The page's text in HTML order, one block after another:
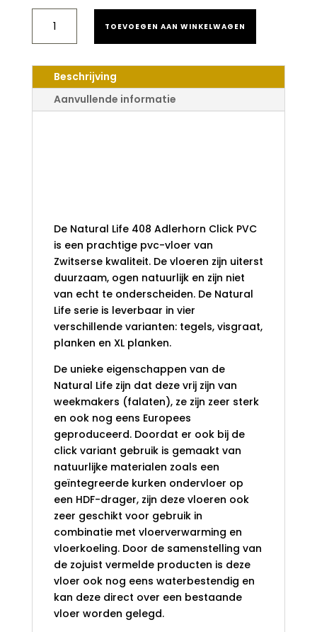
408
CLICK
AANTAL
TOEVOEGEN AAN WINKELWAGEN
Beschrijving
Aanvullende informatie
De Natural Life 408 Adlerhorn Click PVC
is een prachtige pvc-vloer van
Zwitserse kwaliteit. De vloeren zijn uiterst
duurzaam, ogen natuurlijk en zijn niet
van echt te onderscheiden. De Natural
Life serie is leverbaar in vier
verschillende varianten: tegels, visgraat,
planken en XL planken.
De unieke eigenschappen van de
Natural Life zijn dat deze vrij zijn van
weekmakers (falaten), ze zijn zeer sterk
en ook nog eens Europees
geproduceerd. Doordat er ook bij de
click variant gebruik is gemaakt van
natuurlijke materialen zoals een
geïntegreerde kurken ondervloer op
een HDF-drager, zijn deze vloeren ook
zeer geschikt voor gebruik in
combinatie met vloerverwarming en
vloerkoeling. Door de samenstelling van
de zojuist vermelde producten is deze
vloer ook nog eens waterbestendig en
kan deze direct over een bestaande
vloer worden gelegd.